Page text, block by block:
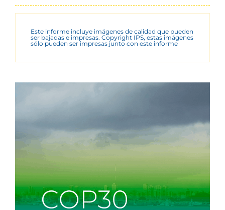
Este informe incluye imágenes de calidad que pueden
ser bajadas e impresas. Copyright IPS, estas imágenes
sólo pueden ser impresas junto con este informe